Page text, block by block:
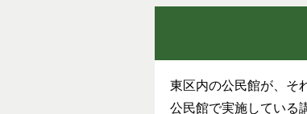
東区内の公民館が、そ
公民館で実施している